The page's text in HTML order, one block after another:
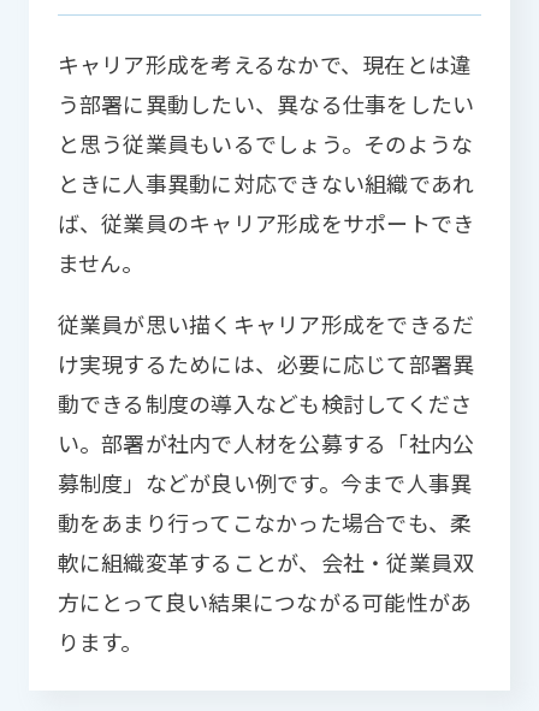
キャリア形成を考えるなかで、現在とは違
う部署に異動したい、異なる仕事をしたい
と思う従業員もいるでしょう。そのような
ときに人事異動に対応できない組織であれ
ば、従業員のキャリア形成をサポートでき
ません。
従業員が思い描くキャリア形成をできるだ
け実現するためには、必要に応じて部署異
動できる制度の導入なども検討してくださ
い。部署が社内で人材を公募する「社内公
募制度」などが良い例です。今まで人事異
動をあまり行ってこなかった場合でも、柔
軟に組織変革することが、会社・従業員双
方にとって良い結果につながる可能性があ
ります。